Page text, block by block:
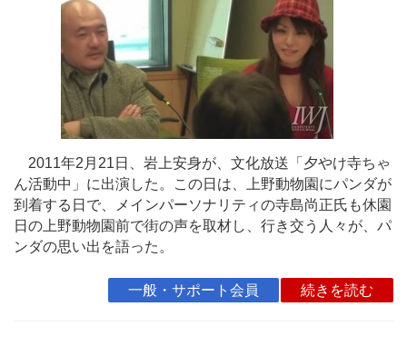
2011年2月21日、岩上安身が、文化放送「夕やけ寺ちゃ
ん活動中」に出演した。この日は、上野動物園にパンダが
到着する日で、メインパーソナリティの寺島尚正氏も休園
日の上野動物園前で街の声を取材し、行き交う人々が、パ
ンダの思い出を語った。
一般・サポート会員 続きを読む